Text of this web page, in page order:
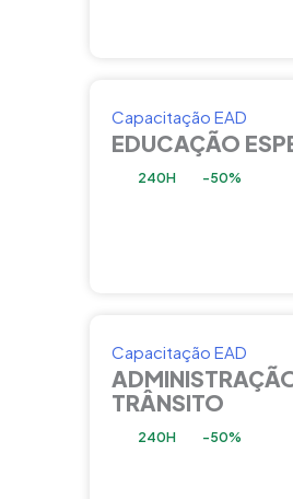
Capacitação EAD
EDUCAÇÃO
240H -50%
Capacitação EAD
TRÂNSITO
240H -50%